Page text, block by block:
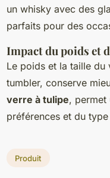
un whisky avec des
parfaits pour des
Impact du poids et
Le poids et la taille du
tumbler, conserve
verre à tulipe, permet
préférences et du
Produit